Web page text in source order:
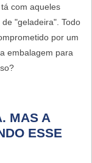
com aqueles
"geladeira". Todo
por um
embalagem para
MAS A
ESSE